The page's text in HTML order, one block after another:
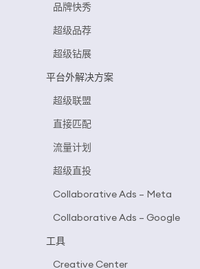
品牌快秀
超级品荐
超级钻展
平台外解决方案
超级联盟
直接匹配
流量计划
超级直投
Collaborative Ads – Meta
Collaborative Ads – Google
工具
Creative Center